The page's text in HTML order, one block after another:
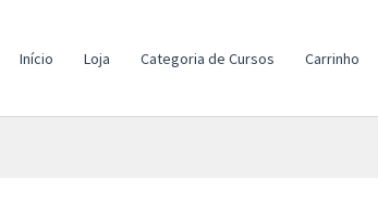
Início Loja Categoria de Cursos Carrinho